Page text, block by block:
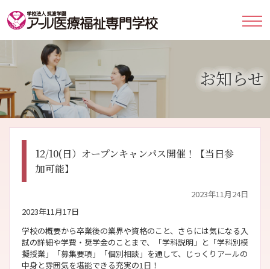
お知らせ
12/10(日）オープンキャンパス開催！【当日参
加可能】
2023年11月24日
2023年11月17日
学校の概要から卒業後の業界や資格のこと、さらには気になる入
試の詳細や学費・奨学金のことまで、「学科説明」と「学科別模
擬授業」「募集要項」「個別相談」を通して、じっくりアールの
中身と雰囲気を堪能できる充実の1日！